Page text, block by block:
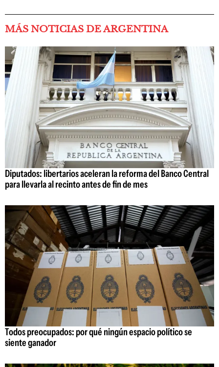
MÁS NOTICIAS DE ARGENTINA
Diputados: libertarios aceleran la reforma del Banco Central
para llevarla al recinto antes de fin de mes
Todos preocupados: por qué ningún espacio político se
siente ganador